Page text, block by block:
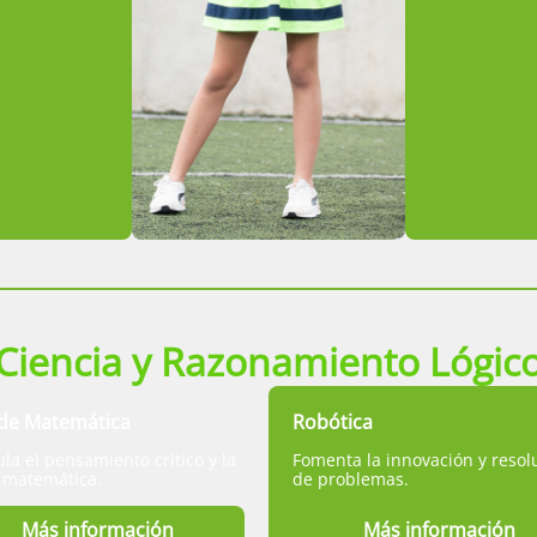
y Razonamiento
Más información
Robótica
Fomenta la innovación y
de problemas.
Más información